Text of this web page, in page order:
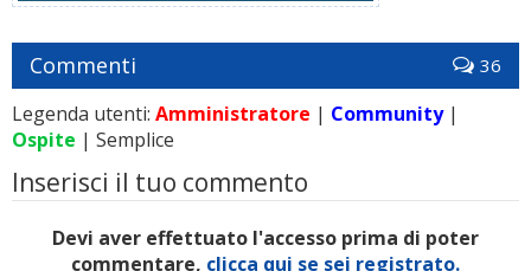
Commenti 36
Legenda utenti: Amministratore | Community|
Ospite | Semplice
Inserisci il tuo commento
Devi aver effettuato l'accesso prima di poter
commentare, clicca qui se sei registrato.